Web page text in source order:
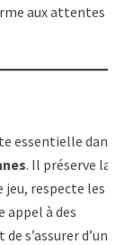
aux attentes
essentielle dans
. Il préserve la
respecte les
appel à des
s’assurer d’un